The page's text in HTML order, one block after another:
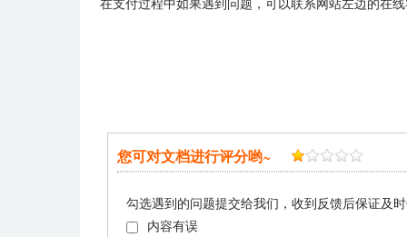
您可对文档进行评分哟~
勾选遇到的问题提交给我们，收到反馈后保证及
内容有误